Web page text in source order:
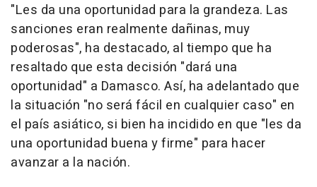
"Les da una oportunidad para la grandeza. Las
sanciones eran realmente dañinas, muy
poderosas", ha destacado, al tiempo que ha
resaltado que esta decisión "dará una
oportunidad" a Damasco. Así, ha adelantado que
la situación "no será fácil en cualquier caso" en
el país asiático, si bien ha incidido en que "les da
una oportunidad buena y firme" para hacer
avanzar a la nación.